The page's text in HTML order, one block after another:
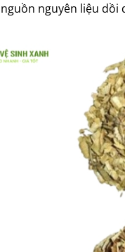
nguyên liệu